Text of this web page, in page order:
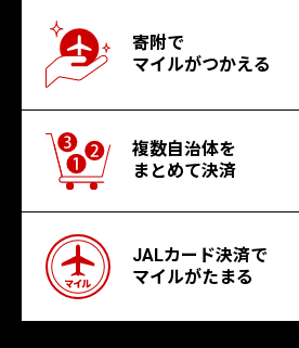
寄附で
マイルがつかえる
複数自治体を
まとめて決済
JALカード決済で
マイルがたまる